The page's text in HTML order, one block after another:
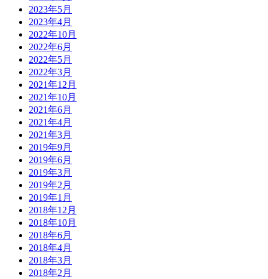
2023年5月
2023年4月
2022年10月
2022年6月
2022年5月
2022年3月
2021年12月
2021年10月
2021年6月
2021年4月
2021年3月
2019年9月
2019年6月
2019年3月
2019年2月
2019年1月
2018年12月
2018年10月
2018年6月
2018年4月
2018年3月
2018年2月